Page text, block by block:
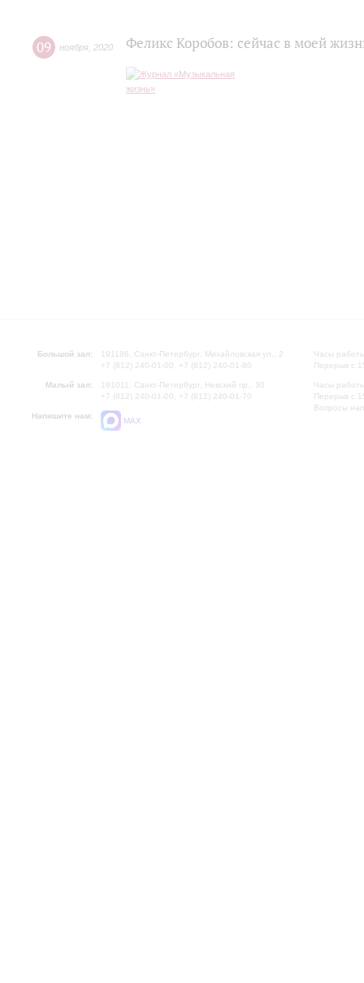
09 ноября 2020 Феликс Коробов: сейчас в моей
Большой зал:
191186, Санкт-Петербург, Михайловская ул., 2
+7 (812) 240-01-00, +7 (812) 240-01-80
Малый зал:
191011, Санкт-Петербург, Невский пр., 30
+7 (812) 240-01-00, +7 (812) 240-01-70
Напишите нам:
MAX
Часы
Перерыв с
Часы
Перерыв с
Вопросы